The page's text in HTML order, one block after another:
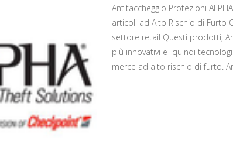
Antitaccheggio Protezioni
articoli ad Alto Rischio di Furto
settore retail Questi prodotti,
più innovativi e quindi
merce ad alto rischio di furto.